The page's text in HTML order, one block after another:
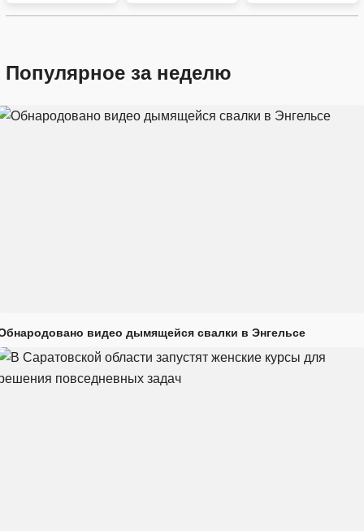
Популярное за неделю
видео дымящейся свалки в Энгельсе